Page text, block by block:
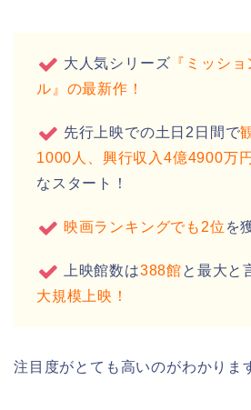
大人気シリーズ 『ミッシ
ル』の最新作！
先行上映での土日2日間で
1000人、興行収入4億4900万円
なスタート！
映画ランキングでも2位 を
上映館数は388館と最大と
大規模上映！
注目度がとても高いのがわかりま